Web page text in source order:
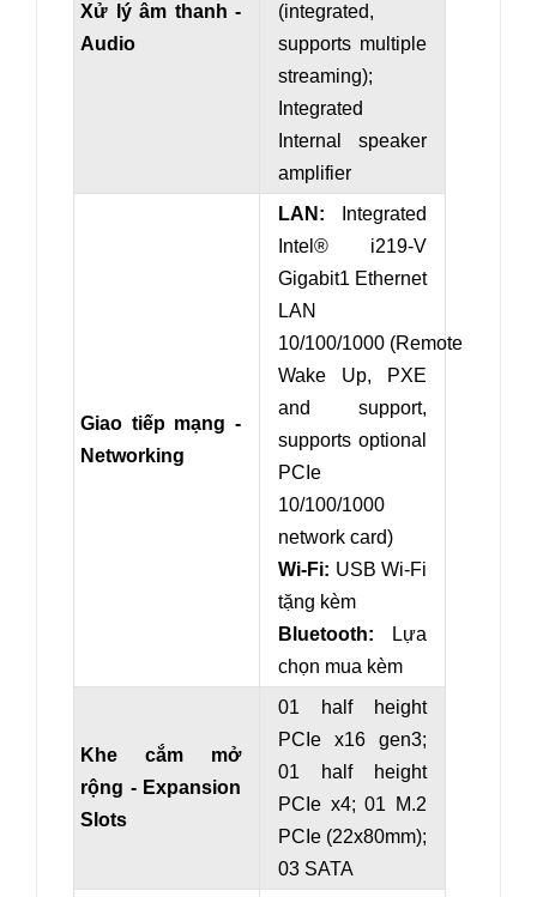
Xử lý âm thanh -
Audio
(integrated,
supports multiple
streaming);
Integrated
Internal speaker
amplifier
Giao tiếp mạng -
Networking
LAN: Integrated
Intel® i219-V
Gigabit1 Ethernet
LAN
10/100/1000 (Remote
Wake Up, PXE
and support,
supports optional
PCIe
10/100/1000
network card)
Wi-Fi: USB Wi-Fi
tặng kèm
Bluetooth: Lựa
chọn mua kèm
Khe cắm mở
rộng - Expansion
Slots
01 half height
PCIe x16 gen3;
01 half height
PCIe x4; 01 M.2
PCIe (22x80mm);
03 SATA